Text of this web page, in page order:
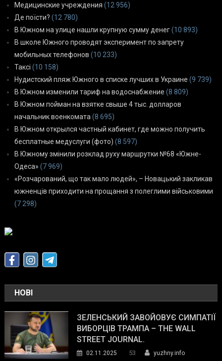
Медицинские учреждения (12 956)
Де поїсти? (12 780)
В Южном на улице нашли крупную сумму денег(10 893)
В школе Южного проводят эксперимент по запрету
мобильных телефонов (10 233)
Таксі (10 158)
Нудистский пляж Южного в списке лучших в Украине (9 739)
В Южном изменили тариф на водоснабжение (8 809)
В Южном пойман на взятке свыше 4 тыс. долларов
начальник военкомата (8 695)
В Южном открылся частный кабинет, где можно получить
бесплатные медуслуги (фото) (8 597)
В Южному змінили розклад руху маршрутки №68 «Южне-
Одеса» (7 969)
«Розчарований, що так мало людей», – Новацький закликав
южненців приходити на прощання з полеглими військовими
(7 298)
НОВІ
ЗЕЛЕНСЬКИЙ ЗАВОЙОВУЄ СИМПАТІЇ
ВИБОРЦІВ ТРАМПА – THE WALL
STREET JOURNAL.
02.11.2025 53
yuzhny.info